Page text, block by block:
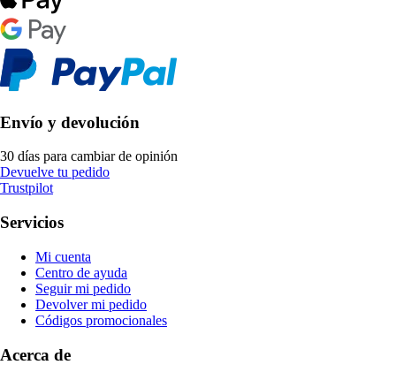
Envío y devolución
30 días para cambiar de opinión
Devuelve tu pedido
Trustpilot
Servicios
Mi cuenta
Centro de ayuda
Seguir mi pedido
Devolver mi pedido
Códigos promocionales
Acerca de